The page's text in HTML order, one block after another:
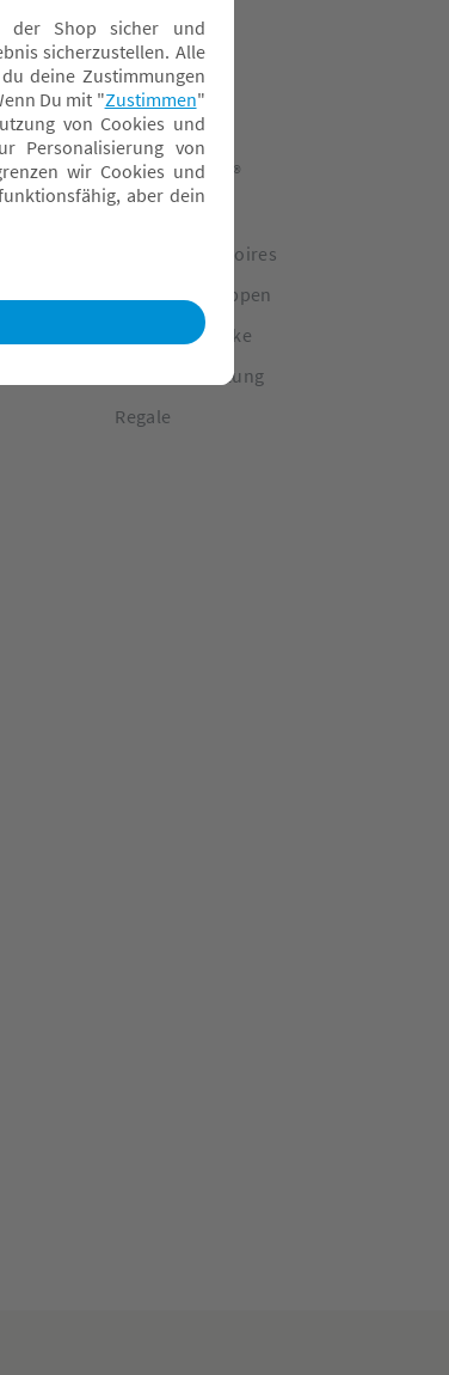
Stokke® YOYO®
Babybetten
Deko & Accessoires
Kindersitzgruppen
Kleiderschränke
Möbelausstellung
Regale